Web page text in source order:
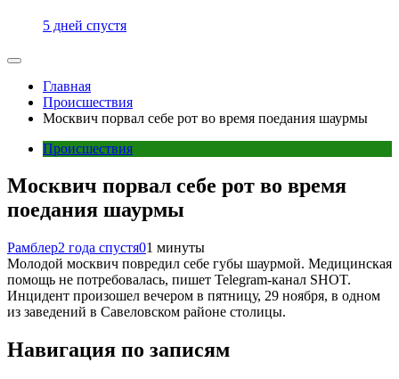
5 дней спустя
Главная
Происшествия
Москвич порвал себе рот во время поедания шаурмы
Происшествия
Москвич порвал себе рот во время
поедания шаурмы
Рамблер2 года спустя01 минуты
Молодой москвич повредил себе губы шаурмой. Медицинская
помощь не потребовалась, пишет Telegram-канал SHOT.
Инцидент произошел вечером в пятницу, 29 ноября, в одном
из заведений в Савеловском районе столицы.
Навигация по записям